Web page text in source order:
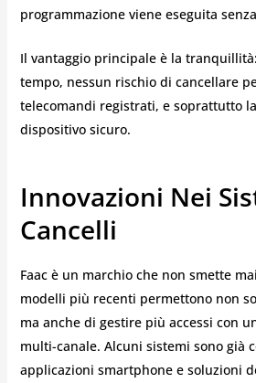
programmazione viene eseguita
Il vantaggio principale è la
tempo, nessun rischio di cancellare
telecomandi registrati, e soprattutto
dispositivo sicuro.
Innovazioni Nei
Cancelli
Faac è un marchio che non smette
modelli più recenti permettono non
ma anche di gestire più accessi con
multi-canale. Alcuni sistemi sono già
applicazioni smartphone e soluzioni